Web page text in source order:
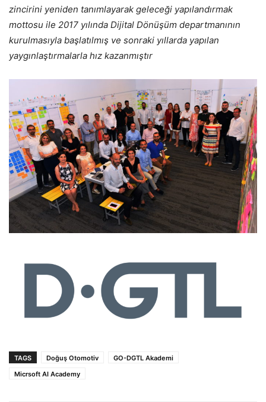
zincirini yeniden tanımlayarak geleceği yapılandırmak
mottosu ile 2017 yılında Dijital Dönüşüm departmanının
kurulmasıyla başlatılmış ve sonraki yıllarda yapılan
yaygınlaştırmalarla hız kazanmıştır
TAGS Doğuş Otomotiv
GO-DGTL Akademi
Micrsoft AI Academy